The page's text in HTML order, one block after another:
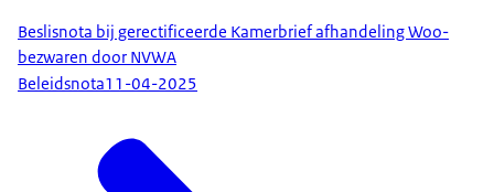
Beslisnota bij gerectificeerde Kamerbrief afhandeling Woo-
bezwaren door NVWA
Beleidsnota11-04-2025